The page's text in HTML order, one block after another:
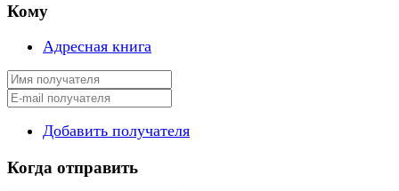
Кому
Адресная книга
Добавить получателя
Когда отправить